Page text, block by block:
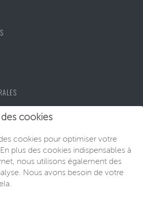
cookies
cookies pour optimiser votre
plus des cookies indispensables à
nous utilisons également des
Nous avons besoin de votre